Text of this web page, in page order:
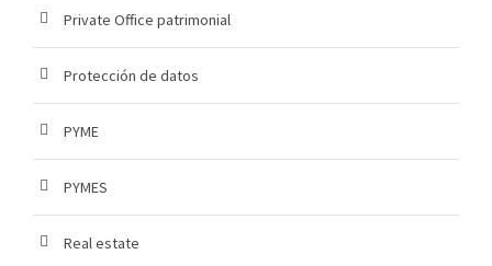
Private Office patrimonial
Protección de datos
PYME
PYMES
Real estate